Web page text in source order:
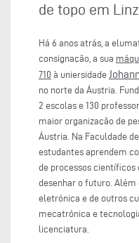
de topo em Linz
Há 6 anos atrás, a
consignação, a sua
710 à uniersidade
no norte da Áustria.
2 escolas e 130
maior organização de
Áustria. Na Faculdade
estudantes aprendem
de processos científicos
desenhar o futuro.
eletrónica e de outros
mecatrónica e
licenciatura.